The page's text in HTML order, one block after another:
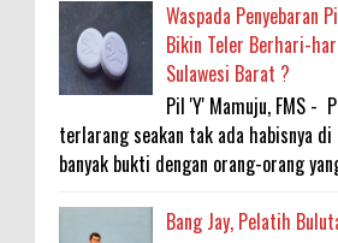
Waspada Penyebaran
Bikin Teler Berhari-
Sulawesi Barat ?
Pil 'Y' Mamuju, FMS -
terlarang seakan tak ada habisnya
banyak bukti dengan orang-orang
Bang Jay, Pelatih